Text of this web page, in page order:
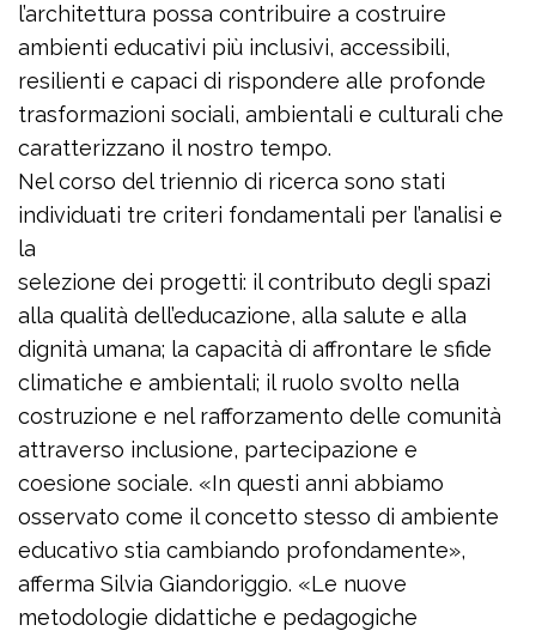
l’architettura possa contribuire a costruire
ambienti educativi più inclusivi, accessibili,
resilienti e capaci di rispondere alle profonde
trasformazioni sociali, ambientali e culturali che
caratterizzano il nostro tempo.
Nel corso del triennio di ricerca sono stati
individuati tre criteri fondamentali per l’analisi e
la
selezione dei progetti: il contributo degli spazi
alla qualità dell’educazione, alla salute e alla
dignità umana; la capacità di affrontare le sfide
climatiche e ambientali; il ruolo svolto nella
costruzione e nel rafforzamento delle comunità
attraverso inclusione, partecipazione e
coesione sociale. «In questi anni abbiamo
osservato come il concetto stesso di ambiente
educativo stia cambiando profondamente»,
afferma Silvia Giandoriggio. «Le nuove
metodologie didattiche e pedagogiche